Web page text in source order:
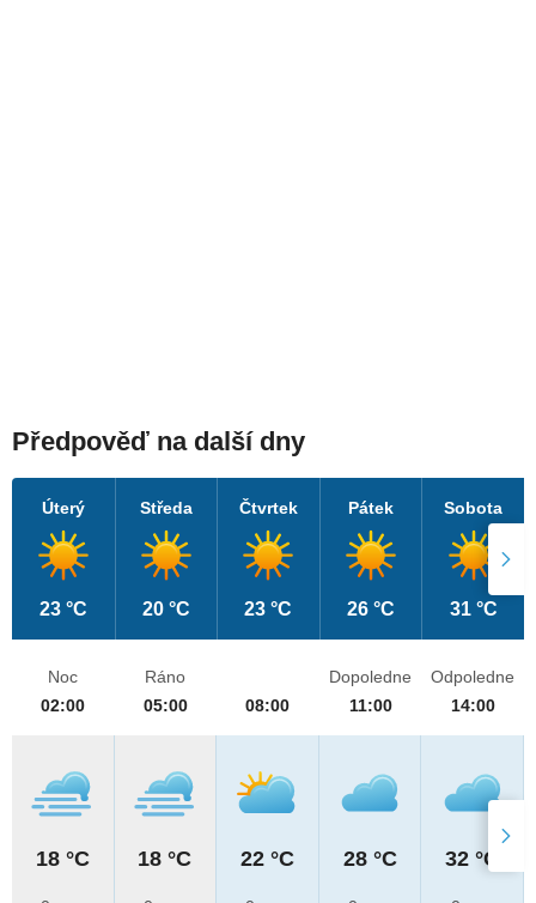
Předpověď na další dny
Úterý
23 °C
Středa
20 °C
Čtvrtek
23 °C
Pátek
26 °C
Sobota
31 °C
Noc
02:00
18 °C
Ráno
05:00
18 °C
08:00
22 °C
Dopoledne
11:00
28 °C
Odpoledne
14:00
32 °C